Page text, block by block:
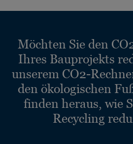
Möchten Sie den
Ihres Bauprojekts
unserem CO2-
den ökologischen
finden heraus, wie
Recycling